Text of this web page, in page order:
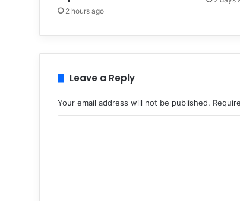
2 hours ago
Leave a Reply
Your email address will not be published.